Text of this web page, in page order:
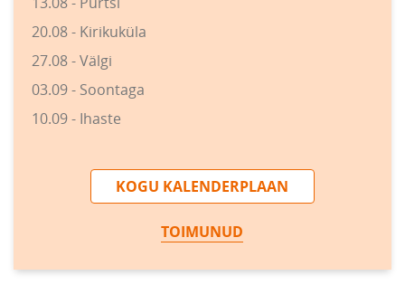
20.08 - Kirikuküla
27.08 - Välgi
03.09 - Soontaga
10.09 - Ihaste
KOGU KALENDERPLAAN
TOIMUNUD